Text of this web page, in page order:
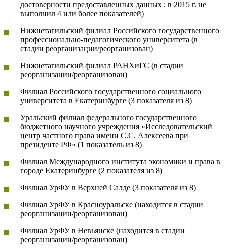
достоверности предоставленных данных ; в 2015 г. не
выполнил 4 или более показателей)
Нижнетагильский филиал Российского государственного
профессионально-педагогического университета (в
стадии реорганизации/реорганизован)
Нижнетагильский филиал РАНХиГС (в стадии
реорганизации/реорганизован)
Филиал Российского государственного социального
университета в Екатеринбурге (3 показателя из 8)
Уральский филиал федерального государственного
бюджетного научного учреждения «Исследовательский
центр частного права имени С.С. Алексеева при
президенте РФ» (1 показатель из 8)
Филиал Международного института экономики и права в
городе Екатеринбурге (2 показателя из 8)
Филиал УрФУ в Верхней Салде (3 показателя из 8)
Филиал УрФУ в Красноуральске (находится в стадии
реорганизации/реорганизован)
Филиал УрФУ в Невьянске (находится в стадии
реорганизации/реорганизован)